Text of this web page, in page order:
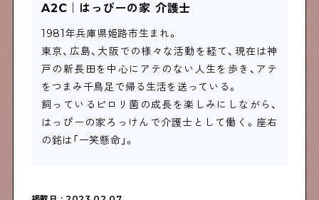
A2C｜はっぴーの家 介護士
1981年兵庫県姫路市生まれ。
東京、広島、大阪での様々な活動を経て、現在は神
戸の新長田を中心にアテのない人生を歩き、アテ
をつまみ千鳥足で帰る生活を送っている。
飼っているピロリ菌の成長を楽しみにしながら、
はっぴーの家ろっけんで介護士として働く。座右
の銘は「一笑懸命」。